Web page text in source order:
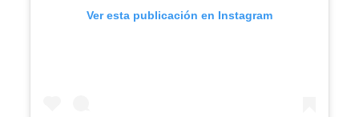
Ver esta publicación en Instagram